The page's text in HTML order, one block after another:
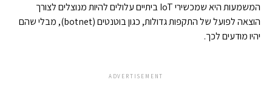
המשמעות היא שמכשירי IoT ביתיים עלולים להיות מנוצלים לצורך
הוצאה לפועל של התקפות גדולות, כגון בוטנטים (botnet), מבלי שהם
יהיו מודעים לכך.
ADVERTISEMENT